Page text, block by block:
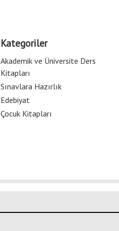
Kategoriler
Akademik ve Üniversite Ders
Kitapları
Sınavlara Hazırlık
Edebiyat
Çocuk Kitapları